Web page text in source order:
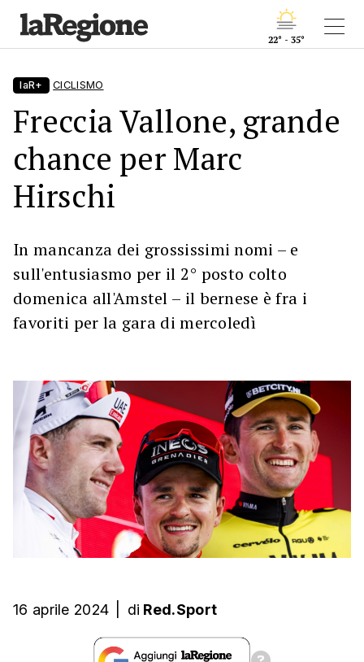
22° - 35°
laR+ CICLISMO
Freccia Vallone, grande
chance per Marc
Hirschi
In mancanza dei grossissimi nomi – e
sull'entusiasmo per il 2° posto colto
domenica all'Amstel – il bernese è fra i
favoriti per la gara di mercoledì
16 aprile 2024 di Red.Sport